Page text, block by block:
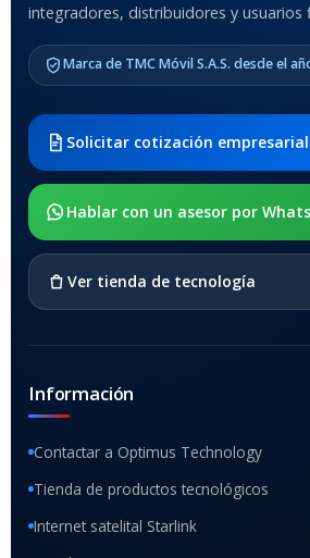
2021
x205
integradores, distribuidores y usuarios
Marca de TMC Móvil S.A.S. desde el
Solicitar cotización empresarial
Hablar con un asesor por
Ver tienda de tecnología
Información
Contactar a Optimus Technology
Tienda de productos tecnológicos
Internet satelital Starlink